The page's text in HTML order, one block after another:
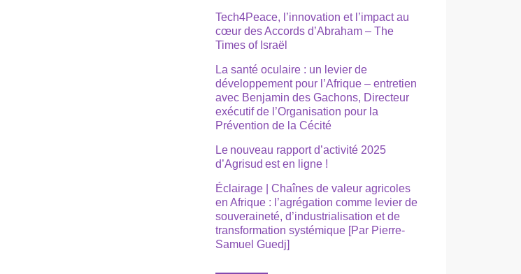
Tech4Peace, l’innovation et l’impact au
cœur des Accords d’Abraham – The
Times of Israël
La santé oculaire : un levier de
développement pour l’Afrique – entretien
avec Benjamin des Gachons, Directeur
exécutif de l’Organisation pour la
Prévention de la Cécité
Le nouveau rapport d’activité 2025
d’Agrisud est en ligne !
Éclairage | Chaînes de valeur agricoles
en Afrique : l’agrégation comme levier de
souveraineté, d’industrialisation et de
transformation systémique [Par Pierre-
Samuel Guedj]